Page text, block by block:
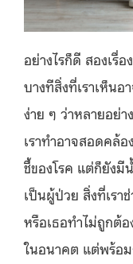
อย่างไรก็ดี สองเรื่
บางทีสิ่งที่เราเห็น
ง่าย ๆ ว่าหลายอย่
เราทำอาจสอดคล้
ชี้ของโรค แต่ก็ยัง
เป็นผู้ป่วย สิ่งที่เรา
หรือเธอทำไม่ถูกต้อ
ในอนาคต แต่พร้อ